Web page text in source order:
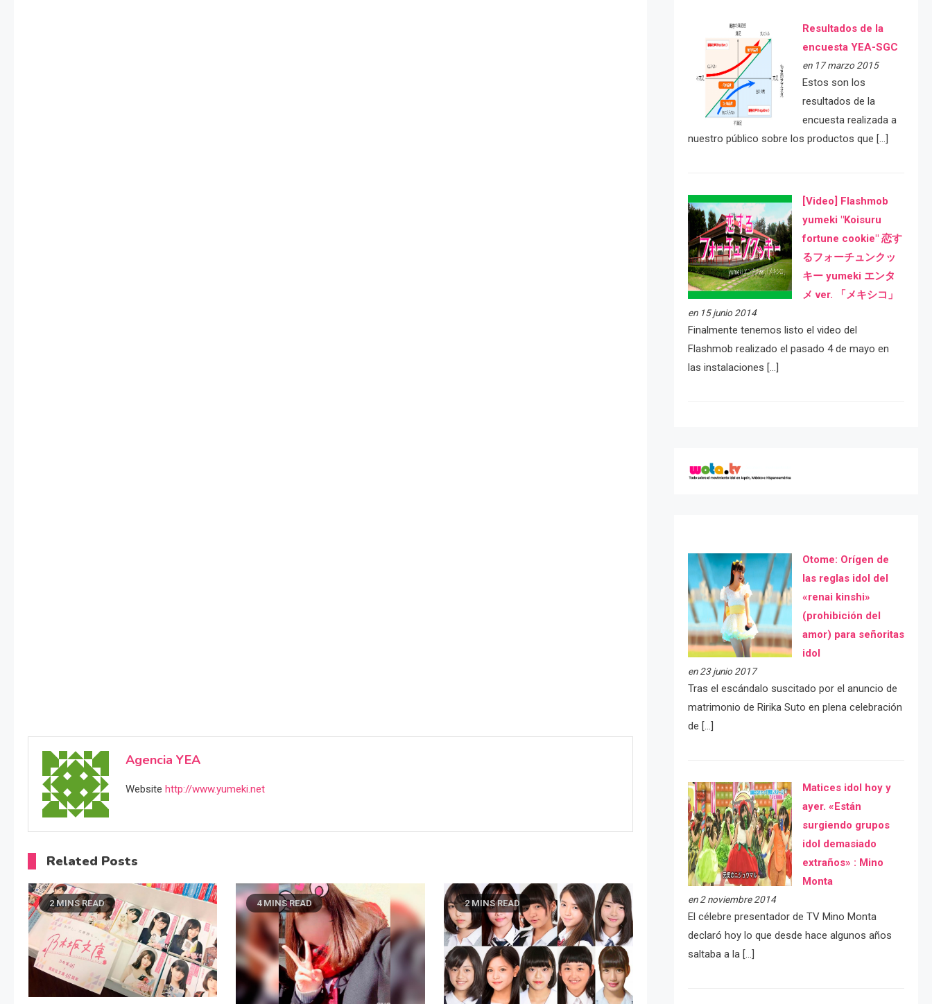
Agencia YEA
Website http://www.yumeki.net
Related Posts
2 MINS READ 4 MINS READ 2 MINS READ
Resultados de la
encuesta YEA-SGC
en 17 marzo 2015
Estos son los
resultados de la
encuesta realizada a
nuestro público sobre los productos que […]
[Video] Flashmob
yumeki "Koisuru
fortune cookie" 恋す
るフォーチュンクッ
キー yumeki エンタ
メ ver. 「メキシコ」
en 15 junio 2014
Finalmente tenemos listo el video del
Flashmob realizado el pasado 4 de mayo en
las instalaciones […]
Otome: Orígen de
las reglas idol del
«renai kinshi»
(prohibición del
amor) para señoritas
idol
en 23 junio 2017
Tras el escándalo suscitado por el anuncio de
matrimonio de Ririka Suto en plena celebración
de […]
Matices idol hoy y
ayer. «Están
surgiendo grupos
idol demasiado
extraños» : Mino
Monta
en 2 noviembre 2014
El célebre presentador de TV Mino Monta
declaró hoy lo que desde hace algunos años
saltaba a la […]